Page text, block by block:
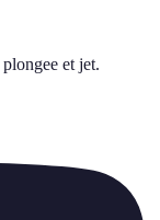
plongee et jet.